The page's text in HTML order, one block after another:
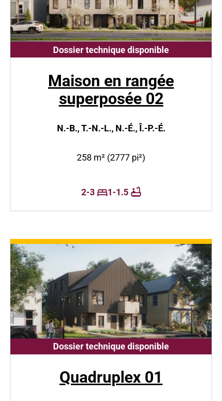
Dossier technique disponible
Maison en rangée
superposée 02
N.-B., T.-N.-L., N.-É., Î.-P.-É.
258 m² (2777 pi²)
2-3 1-1.5
Dossier technique disponible
Quadruplex 01